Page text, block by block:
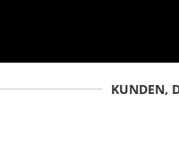
KUNDEN,